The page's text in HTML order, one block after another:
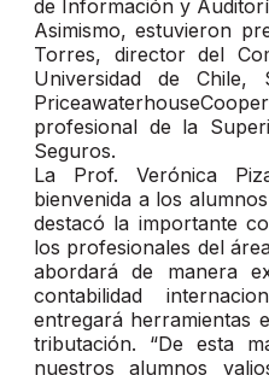
de Información y
Asimismo, estuvieron
Torres, director del
Universidad de Chile,
profesional de la
Seguros.
La Prof. Verónica
bienvenida a los
destacó la importante
los profesionales del
abordará de manera
contabilidad
entregará herramientas
tributación. “De esta
nuestros alumnos